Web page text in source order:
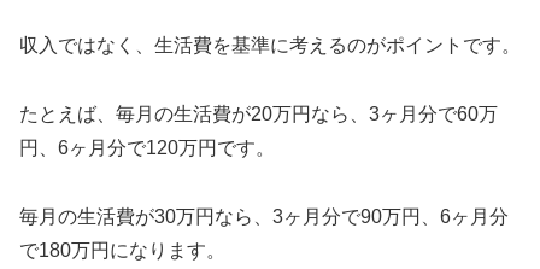
収入ではなく、生活費を基準に考えるのがポイントです。
たとえば、毎月の生活費が20万円なら、3ヶ月分で60万
円、6ヶ月分で120万円です。
毎月の生活費が30万円なら、3ヶ月分で90万円、6ヶ月分
で180万円になります。